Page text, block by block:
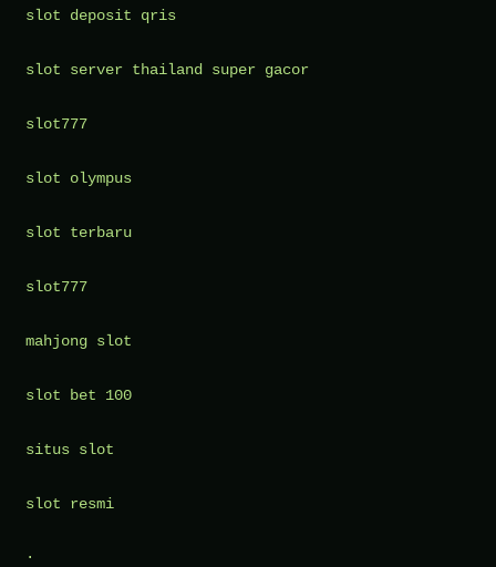
slot deposit qris
slot server thailand super gacor
slot777
slot olympus
slot terbaru
slot777
mahjong slot
slot bet 100
situs slot
slot resmi
.